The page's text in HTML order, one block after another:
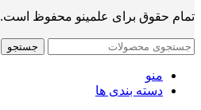
تمام حقوق برای علمینو محفوظ است.
جستجو
منو
دسته بندی ها